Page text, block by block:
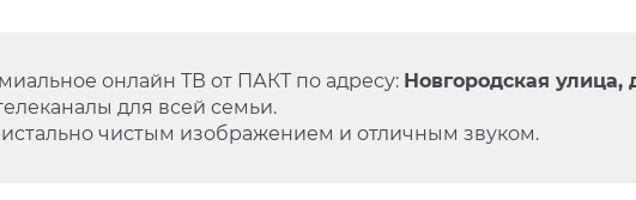
онлайн ТВ от ПАКТ по адресу: Новгородская улица,
для всей семьи.
чистым изображением и отличным звуком.